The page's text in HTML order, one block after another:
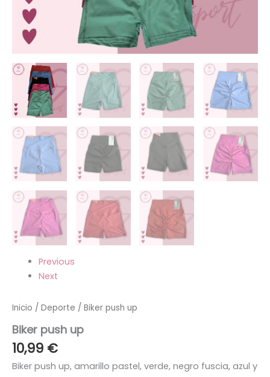
Previous
Next
Inicio / Deporte / Biker push up
Biker push up
10,99 €
Biker push up, amarillo pastel, verde, negro fuscia, azul y